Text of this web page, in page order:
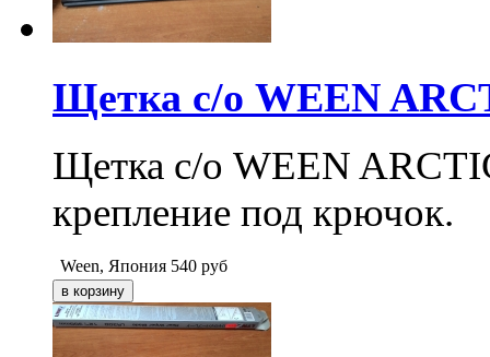
Щетка с/о WEEN
Щетка с/о WEEN
крепление под крючок.
Ween, Япония 540 руб